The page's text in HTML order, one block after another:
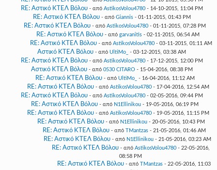
RE: Αστικό ΚΤΕΛ Βόλου - από AstikosVolou4780- 14-10-2015, 11:04 PM
RE: Αστικό ΚΤΕΛ Βόλου - από Giannis- 01-11-2015, 01:43 PM
RE: Αστικό ΚΤΕΛ Βόλου - από AstikosVolou4780 - 01-11-2015, 07:28 PM
RE: Αστικό ΚΤΕΛ Βόλου - από garvanitis - 02-11-2015, 06:54 AM
RE: Αστικό ΚΤΕΛ Βόλου - από AstikosVolou4780 - 03-11-2015, 01:11 AM
Αστικό ΚΤΕΛ Βόλου - από UltiMo_ - 03-12-2015, 03:38 AM
RE: Αστικό ΚΤΕΛ Βόλου - από AstikosVolou4780- 17-12-2015, 12:00 PM
Αστικό ΚΤΕΛ Βόλου - από 0530 CITARO- 15-04-2016, 08:38 PM
RE: Αστικό ΚΤΕΛ Βόλου - από UltiMo_ - 16-04-2016, 11:12 AM
RE: Αστικό ΚΤΕΛ Βόλου - από AstikosVolou4780- 17-04-2016, 12:54 AM
RE: Αστικό ΚΤΕΛ Βόλου - από AstikosVolou4780- 02-05-2016, 09:44 PM
RE: Αστικό ΚΤΕΛ Βόλου - από N1Ellinikou - 19-05-2016, 06:19 PM
RE: Αστικό ΚΤΕΛ Βόλου - από AstikosVolou4780- 19-05-2016, 11:15 PM
RE: Αστικό ΚΤΕΛ Βόλου - από N1Ellinikou - 20-05-2016, 10:43 PM
RE: Αστικό ΚΤΕΛ Βόλου - από TMantzas - 21-05-2016, 01:46 AM
RE: Αστικό ΚΤΕΛ Βόλου - από N1Ellinikou - 21-05-2016, 03:23 AM
RE: Αστικό ΚΤΕΛ Βόλου - από AstikosVolou4780- 22-05-2016,
08:58 PM
RE: Αστικό ΚΤΕΛ Βόλου - από TMantzas- 22-05-2016, 11:03